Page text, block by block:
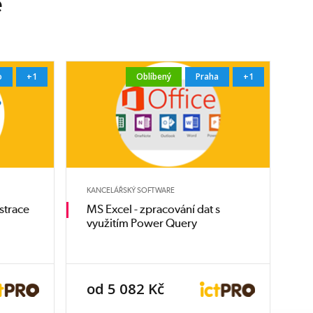
+1 Oblíbený Praha +1
KANCELÁŘSKÝ SOFTWARE
MS Excel - zpracování dat s
využitím Power Query
od 5 082 Kč